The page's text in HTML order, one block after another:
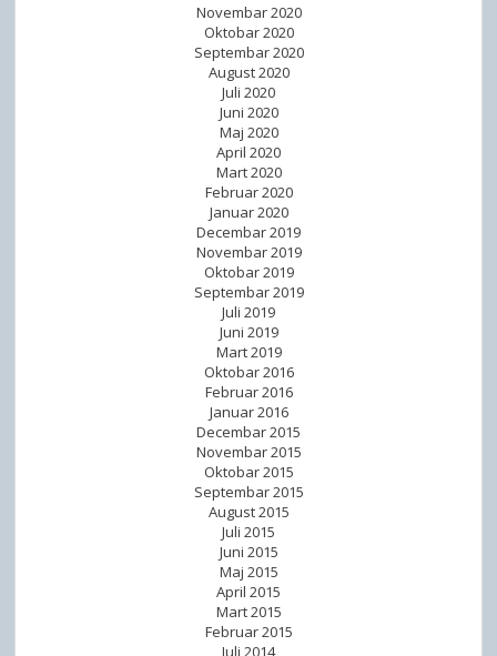
Novembar 2020
Oktobar 2020
Septembar 2020
August 2020
Juli 2020
Juni 2020
Maj 2020
April 2020
Mart 2020
Februar 2020
Januar 2020
Decembar 2019
Novembar 2019
Oktobar 2019
Septembar 2019
Juli 2019
Juni 2019
Mart 2019
Oktobar 2016
Februar 2016
Januar 2016
Decembar 2015
Novembar 2015
Oktobar 2015
Septembar 2015
August 2015
Juli 2015
Juni 2015
Maj 2015
April 2015
Mart 2015
Februar 2015
Juli 2014